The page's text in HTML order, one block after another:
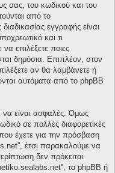
σας, του κωδικού και του
από το
εγγραφής είναι
και τι
επιλέξετε ποιες
δημόσια. Επιπλέον, στον
αν θα λαμβάνετε ή
αυτόματα από το phpBB
να είναι ασφαλές. Όμως
σε πολλές διαφορετικές
έχετε για την πρόσβαση
έτσι παρακαλούμε να
δεν πρόκειται
το phpBB ή